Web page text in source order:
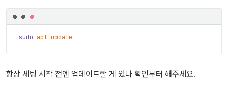
sudo apt update
항상 세팅 시작 전엔 업데이트할 게 있나 확인부터 해주세요.